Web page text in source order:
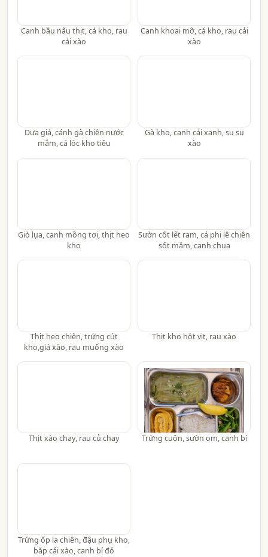
Canh bầu nấu thịt, cá kho, rau
cải xào
Canh khoai mỡ, cá kho, rau cải
xào
Dưa giá, cánh gà chiên nước
mắm, cá lóc kho tiêu
Gà kho, canh cải xanh, su su
xào
Giò lụa, canh mồng tơi, thịt heo
kho
Sườn cốt lết ram, cá phi lê chiên
sốt mắm, canh chua
Thịt heo chiên, trứng cút
kho,giá xào, rau muống xào
Thịt kho hột vịt, rau xào
Thịt xào chay, rau củ chay Trứng cuộn, sườn om, canh bí
Trứng ốp la chiên, đậu phụ kho,
bắp cải xào, canh bí đỏ